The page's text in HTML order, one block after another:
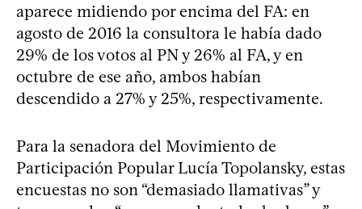
aparece midiendo por encima del FA: en
agosto de 2016 la consultora le había dado
29% de los votos al PN y 26% al FA, y en
octubre de ese año, ambos habían
descendido a 27% y 25%, respectivamente.
Para la senadora del Movimiento de
Participación Popular Lucía Topolansky, estas
encuestas no son “demasiado llamativas” y